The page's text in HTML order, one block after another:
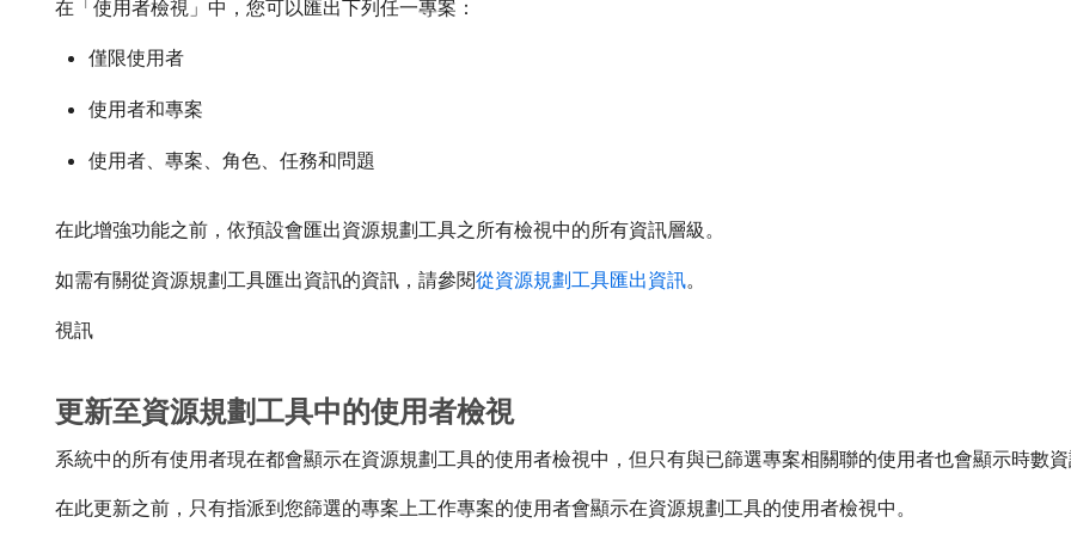
在「使用者檢視」中，您可以匯出下列任一專案：
僅限使用者
使用者和專案
使用者、專案、角色、任務和問題
在此增強功能之前，依預設會匯出資源規劃工具之所有檢視中的所有資訊層級。
如需有關從資源規劃工具匯出資訊的資訊，請參閱從資源規劃工具匯出資訊。
視訊
更新至資源規劃工具中的使用者檢視
系統中的所有使用者現在都會顯示在資源規劃工具的使用者檢視中，但只有與已篩選專案相關聯的使用者也會顯示時數
在此更新之前，只有指派到您篩選的專案上工作專案的使用者會顯示在資源規劃工具的使用者檢視中。